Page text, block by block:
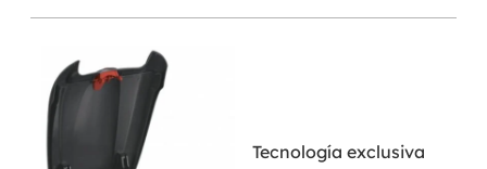
Tecnología exclusiva